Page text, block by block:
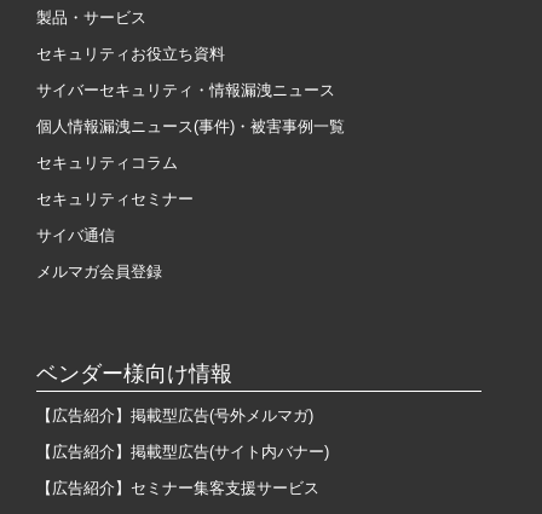
製品・サービス
セキュリティお役立ち資料
サイバーセキュリティ・情報漏洩ニュース
個人情報漏洩ニュース(事件)・被害事例一覧
セキュリティコラム
セキュリティセミナー
サイバ通信
メルマガ会員登録
ベンダー様向け情報
【広告紹介】掲載型広告(号外メルマガ)
【広告紹介】掲載型広告(サイト内バナー)
【広告紹介】セミナー集客支援サービス